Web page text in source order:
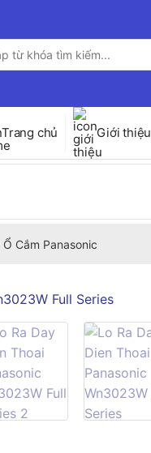
Trang chủ Giới thiệu
Ổ Cắm Panasonic